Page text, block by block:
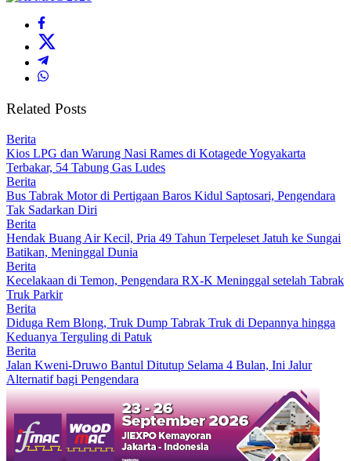
Related Posts
Berita
Kios LPG dan Warung Nasi Rames di Kotagede Yogyakarta
Terbakar, 54 Tabung Gas Ludes
Berita
Bus Tabrak Motor di Pertigaan Baros Kidul Saptosari, Pengendara
Tak Sadarkan Diri
Berita
Hendak Buang Air Kecil, Pria 49 Tahun Terpeleset Jatuh ke Sungai
Batikan, Meninggal Dunia
Berita
Kecelakaan di Temon, Pengendara RX-K Meninggal setelah Tabrak
Truk Parkir
Berita
Diduga Rem Blong, Truk Dump Tabrak Truk di Depannya hingga
Keduanya Terguling di Patuk
Berita
Jalan Kweni-Druwo Bantul Ditutup Selama 4 Bulan, Ini Jalur
Alternatif bagi Pengendara